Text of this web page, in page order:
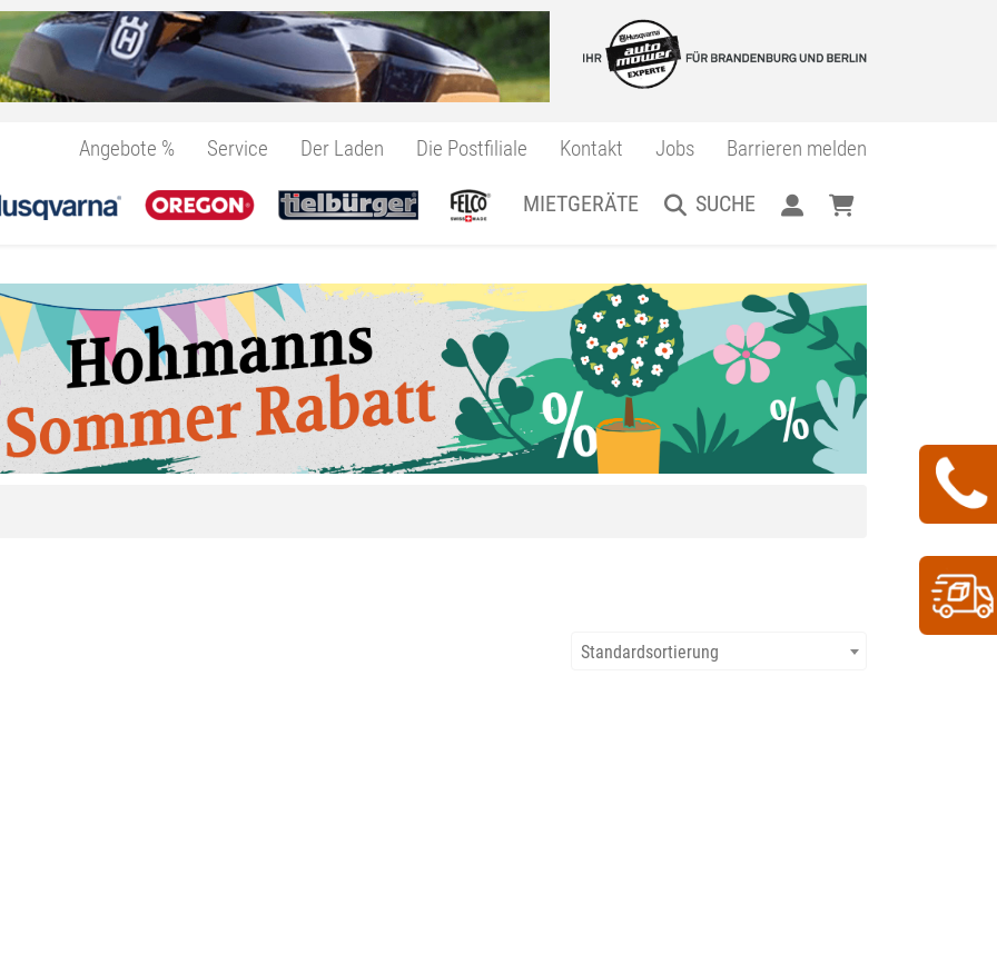
Angebote % Service Der Laden Die Postfiliale Kontakt Jobs Barrieren melden
MIETGERÄTE SUCHE
Standardsortierung